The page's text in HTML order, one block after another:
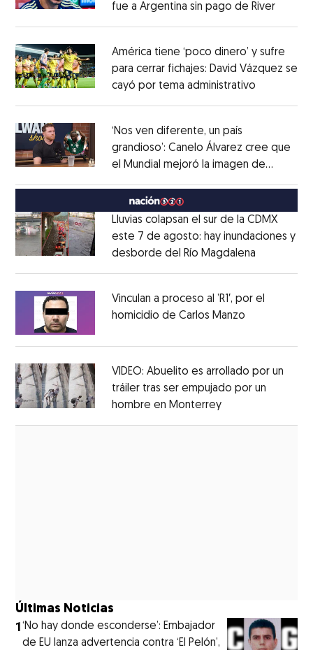
fue a Argentina sin pago de RiverOpens
América tiene ‘poco dinero’ y sufre
para cerrar fichajes: David Vázquez se
cayó por tema administrativo
‘Nos ven diferente, un país
grandioso’: Canelo Álvarez cree que
el Mundial mejoró la imagen de
Lluvias colapsan el sur de la CDMX
este 7 de agosto: hay inundaciones y
desborde del Río Magdalena
Opens in new window
Vinculan a proceso al ’R1′, por el
homicidio de Carlos Manzo
VIDEO: Abuelito es arrollado por un
tráiler tras ser empujado por un
hombre en MonterreyOpens in new
Últimas Noticias
1‘No hay donde esconderse’: Embajador
de EU lanza advertencia contra ‘El Pelón’,